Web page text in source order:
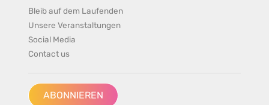
Bleib auf dem Laufenden
Unsere Veranstaltungen
Social Media
Contact us
ABONNIEREN